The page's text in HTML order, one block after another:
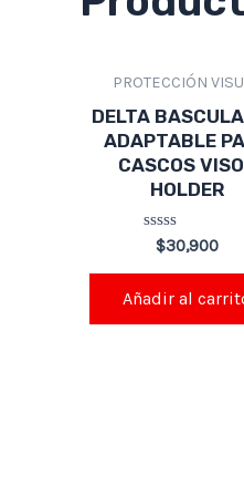
PROTECCIÓN
DELTA
ADAPTABLE
CASCOS
HOLDER
Valorado
en
0
de
5
$30,900
Añadir al